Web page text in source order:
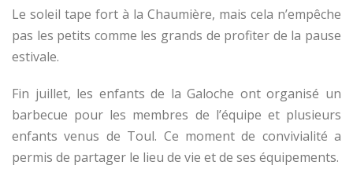
Le soleil tape fort à la Chaumière, mais cela n’empêche
pas les petits comme les grands de profiter de la pause
estivale.
Fin juillet, les enfants de la Galoche ont organisé un
barbecue pour les membres de l’équipe et plusieurs
enfants venus de Toul. Ce moment de convivialité a
permis de partager le lieu de vie et de ses équipements.